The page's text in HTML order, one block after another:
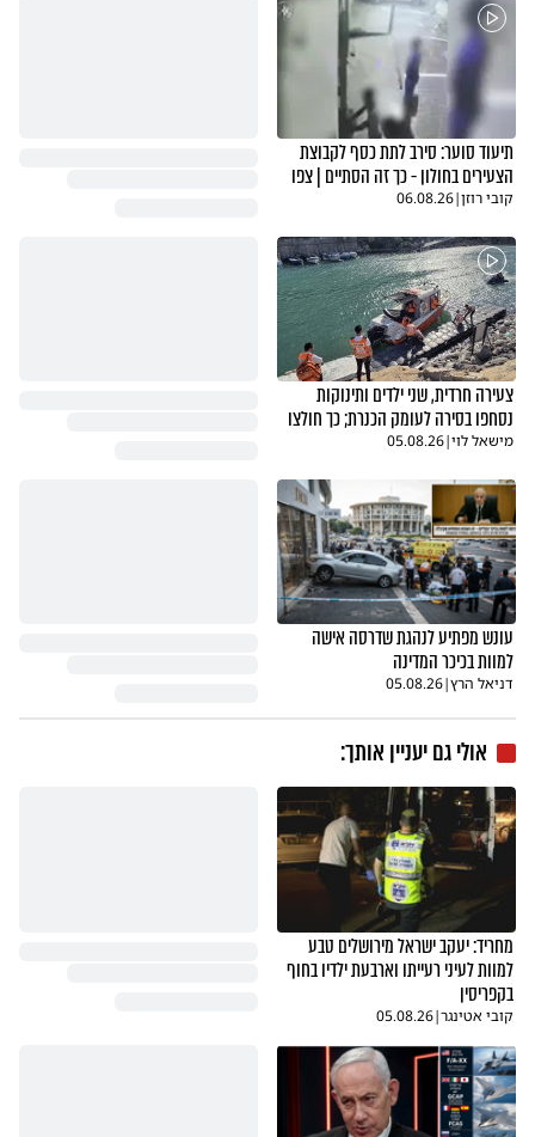
תיעוד סוער: סירב לתת כסף לקבוצת
הצעירים בחולון - כך זה הסתיים | צפו
קובי רוזן|
06.08.26
צעירה חרדית, שני ילדים ותינוקות
נסחפו בסירה לעומק הכנרת; כך חולצו
מישאל לוי|
05.08.26
עונש מפתיע לנהגת שדרסה אישה
למוות בכיכר המדינה
דניאל הרץ|
05.08.26
אולי גם יעניין אותך:
מחריד: יעקב ישראל מירושלים טבע
למוות לעיני רעייתו וארבעת ילדיו בחוף
בקפריסין
קובי אטינגר|
05.08.26